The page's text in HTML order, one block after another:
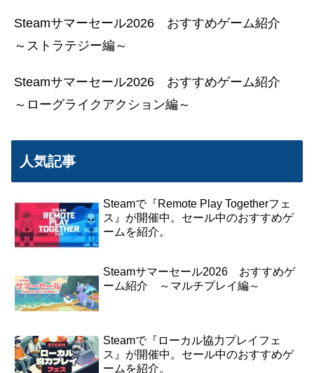
Steamサマーセール2026 おすすめゲーム紹介
～ストラテジー編～
Steamサマーセール2026 おすすめゲーム紹介
～ローグライクアクション編～
人気記事
Steamで『Remote Play Togetherフェ
ス』が開催中。セール中のおすすめゲ
ームを紹介。
Steamサマーセール2026 おすすめゲ
ーム紹介 ～マルチプレイ編～
Steamで『ローカル協力プレイフェ
ス』が開催中。セール中のおすすめゲ
ームを紹介。